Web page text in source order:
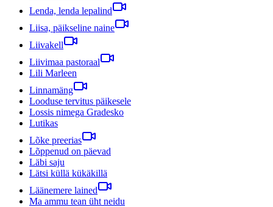
Lenda, lenda lepalind
Liisa, päikseline naine
Liivakell
Liivimaa pastoraal
Lili Marleen
Linnamäng
Looduse tervitus päikesele
Lossis nimega Gradesko
Lutikas
Lõke preerias
Lõppenud on päevad
Läbi saju
Lätsi küllä kükäkillä
Läänemere lained
Ma ammu tean üht neidu